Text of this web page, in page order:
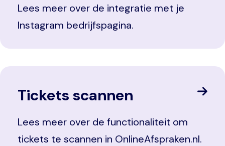
Lees meer over de integratie met je
Instagram bedrijfspagina.
Tickets scannen
Lees meer over de functionaliteit om
tickets te scannen in OnlineAfspraken.nl.